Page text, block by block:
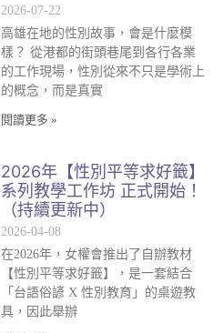
2026-07-22
高雄在地的性別故事，會是什麼模
樣？ 從港都的街頭巷尾到各行各業
的工作現場，性別從來不只是學術上
的概念，而是真實
閱讀更多 »
2026年【性別平等求好籤】
系列教學工作坊 正式開始！
（持續更新中）
2026-04-08
在2026年，女權會推出了自辦教材
【性別平等求好籤】，是一套結合
「台語俗諺 X 性別教育」的桌遊教
具，因此舉辦